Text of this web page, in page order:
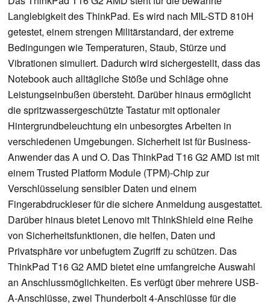
Langlebigkeit des ThinkPad. Es wird nach MIL-STD 810H
getestet, einem strengen Militärstandard, der extreme
Bedingungen wie Temperaturen, Staub, Stürze und
Vibrationen simuliert. Dadurch wird sichergestellt, dass das
Notebook auch alltägliche Stöße und Schläge ohne
Leistungseinbußen übersteht. Darüber hinaus ermöglicht
die spritzwassergeschützte Tastatur mit optionaler
Hintergrundbeleuchtung ein unbesorgtes Arbeiten in
verschiedenen Umgebungen. Sicherheit ist für Business-
Anwender das A und O. Das ThinkPad T16 G2 AMD ist mit
einem Trusted Platform Module (TPM)-Chip zur
Verschlüsselung sensibler Daten und einem
Fingerabdruckleser für die sichere Anmeldung ausgestattet.
Darüber hinaus bietet Lenovo mit ThinkShield eine Reihe
von Sicherheitsfunktionen, die helfen, Daten und
Privatsphäre vor unbefugtem Zugriff zu schützen. Das
ThinkPad T16 G2 AMD bietet eine umfangreiche Auswahl
an Anschlussmöglichkeiten. Es verfügt über mehrere USB-
A-Anschlüsse, zwei Thunderbolt 4-Anschlüsse für die